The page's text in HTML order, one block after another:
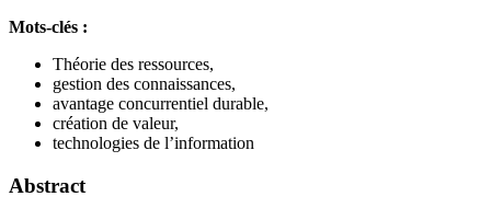
Mots-clés :
Théorie des ressources,
gestion des connaissances,
avantage concurrentiel durable,
création de valeur,
technologies de l’information
Abstract